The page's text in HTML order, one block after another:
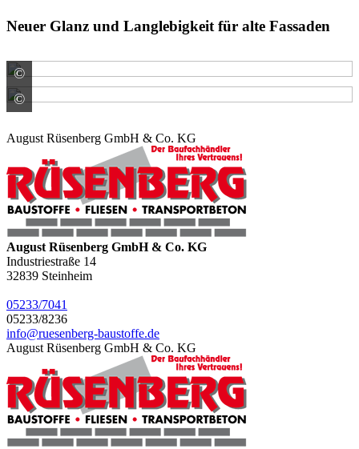
Neuer Glanz und Langlebigkeit für alte Fassaden
© Baumit GmbH
© Baumit GmbH
August Rüsenberg GmbH & Co. KG
August Rüsenberg GmbH & Co. KG
Industriestraße 14
32839 Steinheim
05233/7041
05233/8236
info@ruesenberg-baustoffe.de
August Rüsenberg GmbH & Co. KG